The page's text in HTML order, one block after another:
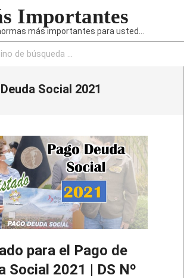
Importantes
más importantes para usted...
Deuda Social 2021
para el Pago de
Social 2021 | DS Nº